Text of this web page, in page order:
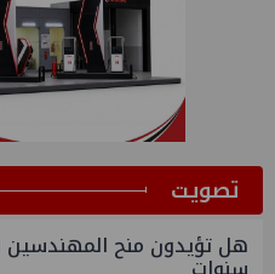
ﺗﺼﻮﻳﺖ
هل تؤيدون منح